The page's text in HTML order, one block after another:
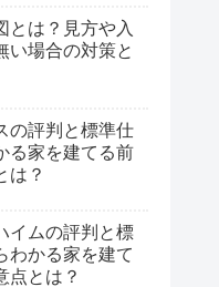
とは？見方や入
い場合の対策と
の評判と標準仕
る家を建てる前
は？
イムの評判と標
わかる家を建て
点とは？